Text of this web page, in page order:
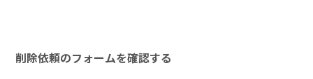
削除依頼のフォームを確認する